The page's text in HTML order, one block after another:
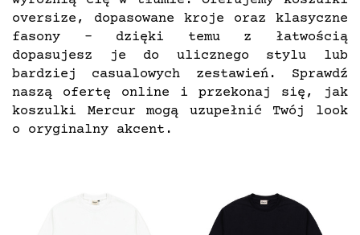
oversize, dopasowane kroje oraz klasyczne
fasony – dzięki temu z łatwością
dopasujesz je do ulicznego stylu lub
bardziej casualowych zestawień. Sprawdź
naszą ofertę online i przekonaj się, jak
koszulki Mercur mogą uzupełnić Twój look
o oryginalny akcent.